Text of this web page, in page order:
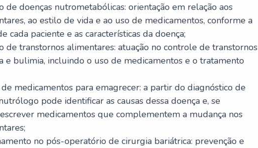
de doenças nutrometabólicas: orientação em relação aos
ao estilo de vida e ao uso de medicamentos, conforme a
cada paciente e as características da doença;
de transtornos alimentares: atuação no controle de transtornos
e bulimia, incluindo o uso de medicamentos e o tratamento
de medicamentos para emagrecer: a partir do diagnóstico de
pode identificar as causas dessa doença e, se
medicamentos que complementem a mudança nos
no pós-operatório de cirurgia bariátrica: prevenção e